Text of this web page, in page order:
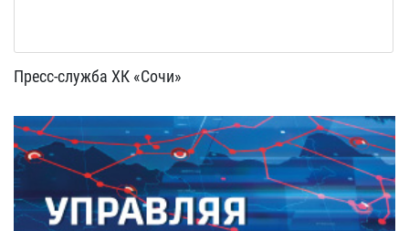
Пресс-служба ХК «Сочи»